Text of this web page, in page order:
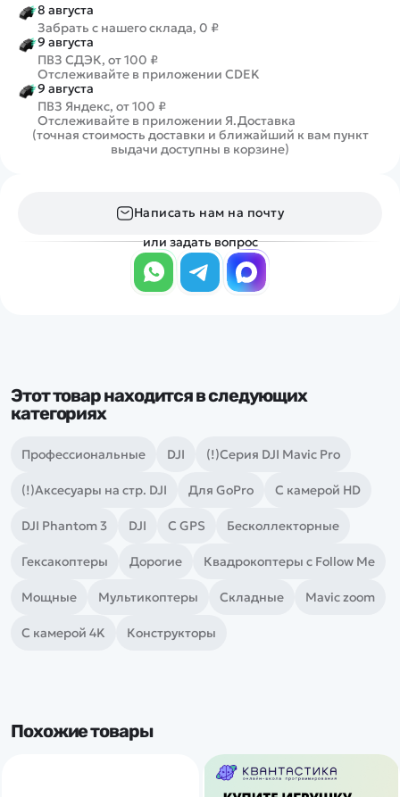
8 августа
Забрать с нашего склада, 0 ₽
9 августа
ПВЗ СДЭК, от 100 ₽
Отслеживайте в приложении CDEK
9 августа
ПВЗ Яндекс, от 100 ₽
Отслеживайте в приложении Я.Доставка
(точная стоимость доставки и ближайший к вам пункт
выдачи доступны в корзине)
Написать нам на почту
или задать вопрос
Этот товар находится в следующих
категориях
Профессиональные DJI (!)Серия DJI Mavic Pro
(!)Аксесуары на стр. DJI Для GoPro С камерой HD
DJI Phantom 3 DJI С GPS Бесколлекторные
Гексакоптеры Дорогие Квадрокоптеры с Follow Me
Мощные Мультикоптеры Складные Mavic zoom
С камерой 4K Конструкторы
Похожие товары